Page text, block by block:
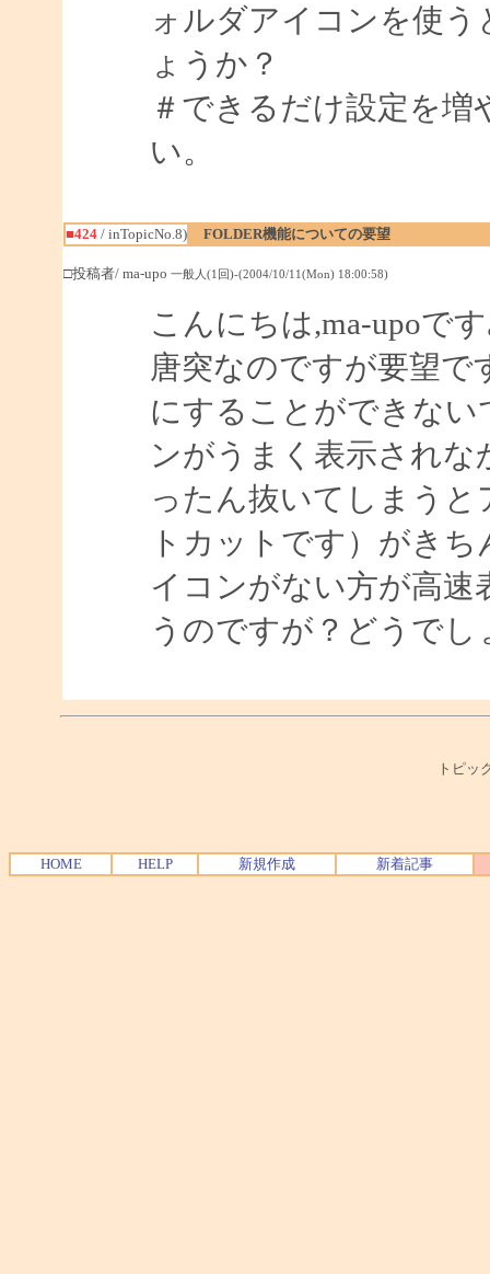
ォルダアイコンを使
ょうか？
＃できるだけ設定を
い。
■424/ inTopicNo.8) FOLDER機能についての要望
□投稿者/ ma-upo 一般人(1回)-(2004/10/11(Mon) 18:00:58)
こんにちは,ma-upoで
唐突なのですが要望で
にすることができな
ンがうまく表示され
ったん抜いてしまう
トカットです）がき
イコンがない方が高速
うのですが？どうでし
トピッ
HOME HELP 新規作成 新着記事